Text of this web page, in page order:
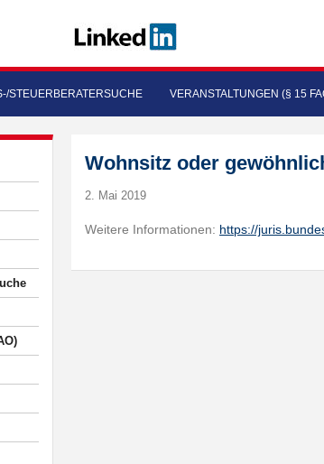
STEUERBERATERSUCHE VERANSTALTUNGEN (§ 15
Wohnsitz oder
2. Mai 2019
Weitere Informationen: https://